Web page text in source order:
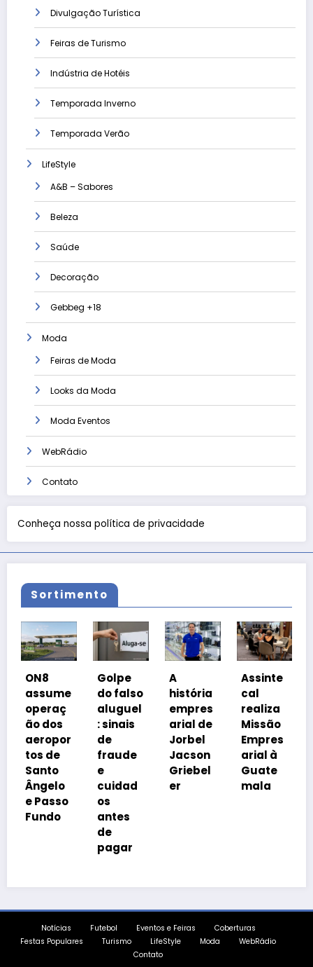
Divulgação Turística
Feiras de Turismo
Indústria de Hotéis
Temporada Inverno
Temporada Verão
LifeStyle
A&B – Sabores
Beleza
Saúde
Decoração
Gebbeg +18
Moda
Feiras de Moda
Looks da Moda
Moda Eventos
WebRádio
Contato
Conheça nossa política de privacidade
Sortimento
do falso
aluguel
: sinais
de
fraude
e
cuidad
os
antes
A
história
empres
arial de
Jacson
er
Assinte
cal
realiza
Missão
Empres
arial à
Guate
Coalizã
a Brasil
cobra
a
Notícias Futebol Eventos e Feiras
Coberturas
Festas Populares
Turismo LifeStyle Moda
WebRádio
Contato